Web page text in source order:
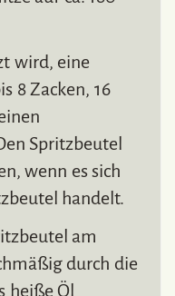
wird, eine
8 Zacken, 16
Spritzbeutel
wenn es sich
handelt.
am
durch die
heiße Öl